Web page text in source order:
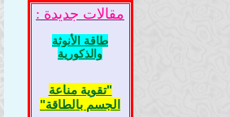
مقالات جديدة :
طاقة الأنوثة
والذكورية
"تقوية مناعة
الجسم بالطاقة"